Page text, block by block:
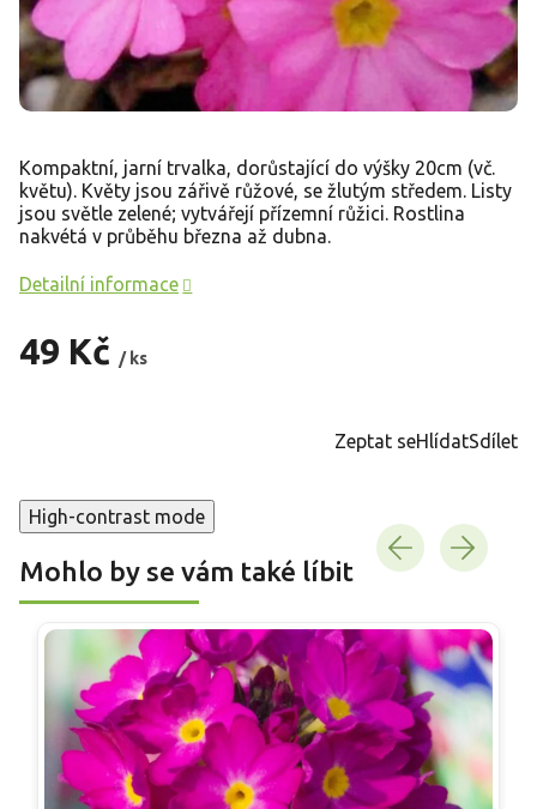
49 Kč / ks
Kompaktní, jarní trvalka, dorůstající do výšky 20cm (vč.
květu). Květy jsou zářivě růžové, se žlutým středem. Listy
jsou světle zelené; vytvářejí přízemní růžici. Rostlina
nakvétá v průběhu března až dubna.
Detailní informace
Zeptat seHlídatSdílet
High-contrast mode
Mohlo by se vám také líbit